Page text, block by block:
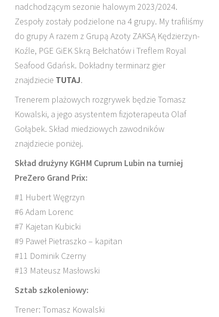
nadchodzącym sezonie halowym 2023/2024.
Zespoły zostały podzielone na 4 grupy. My trafiliśmy
do grupy A razem z Grupą Azoty ZAKSĄ Kędzierzyn-
Koźle, PGE GiEK Skrą Bełchatów i Treflem Royal
Seafood Gdańsk. Dokładny terminarz gier
znajdziecie TUTAJ.
Trenerem plażowych rozgrywek będzie Tomasz
Kowalski, a jego asystentem fizjoterapeuta Olaf
Gołąbek. Skład miedziowych zawodników
znajdziecie poniżej.
Skład drużyny KGHM Cuprum Lubin na turniej
PreZero Grand Prix:
#1 Hubert Węgrzyn
#6 Adam Lorenc
#7 Kajetan Kubicki
#9 Paweł Pietraszko – kapitan
#11 Dominik Czerny
#13 Mateusz Masłowski
Sztab szkoleniowy:
Trener: Tomasz Kowalski